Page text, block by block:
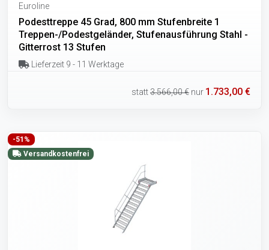
Euroline
Podesttreppe 45 Grad, 800 mm Stufenbreite 1
Treppen-/Podestgeländer, Stufenausführung Stahl -
Gitterrost 13 Stufen
Lieferzeit 9 - 11 Werktage
statt3.566,00 € nur 1.733,00 €
-51%
Versandkostenfrei